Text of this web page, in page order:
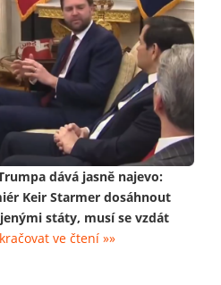
dává jasně najevo:
Keir Starmer dosáhnout
státy, musí se vzdát
ve čtení »»